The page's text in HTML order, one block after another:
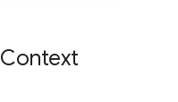
Context